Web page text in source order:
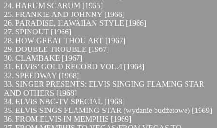
24. HARUM SCARUM [1965]
25. FRANKIE AND JOHNNY [1966]
26. PARADISE, HAWAIIAN STYLE [1966]
27. SPINOUT [1966]
28. HOW GREAT THOU ART [1967]
29. DOUBLE TROUBLE [1967]
30. CLAMBAKE [1967]
31. ELVIS’ GOLD RECORD VOL.4 [1968]
32. SPEEDWAY [1968]
33. SINGER PRESENTS: ELVIS SINGING FLAMING STAR
AND OTHERS [1968]
34. ELVIS NBC-TV SPECIAL [1968]
35. ELVIS SINGS FLAMING STAR (wydanie budżetowe) [1969]
36. FROM ELVIS IN MEMPHIS [1969]